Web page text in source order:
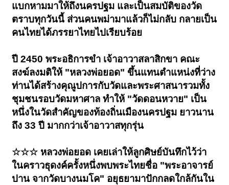
แบกหามมาให้ถึงนครปฐม และเป็นสมบัติของวัด
ตราบทุกวันนี้ ส่วนคนพม่ามาแล้วก็ไม่กลับ กลายเป็น
คนไทยได้ภรรยาไทยไปเรียบร้อย
ปี 2450 พระอธิการขำ เจ้าอาวาสลาสิกขา คณะ
สงฆ์ลงมติให้ "หลวงพ่อยอด" ขึ้นแทนตำแหน่งที่ว่าง
ท่านได้สร้างคุณูปการกับวัดและพระศาสนารวมทั้ง
ชุมชนรอบวัดมหาศาล ทำให้ "วัดดอนหวาย" เป็น
หนึ่งในวัดสำคัญของท้องถิ่นเมืองนครปฐม ยาวนาน
ถึง 33 ปี มากกว่าเจ้าอาวาสทุกรุ่น
☆☆☆ หลวงพ่อยอด เคยเล่าให้ลูกศิษย์บันทึกไว้ว่า
ในคราวธุดงค์ครั้งหนึ่งพบพระไทยชื่อ "พระอาจารย์
ปาน จากวัดบางนมโค" อยุธยามาปักกลดใกล้กันใน